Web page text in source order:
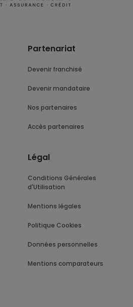
Partenariat
Devenir franchisé
Devenir mandataire
Nos partenaires
Accès partenaires
Légal
Conditions Générales
d'Utilisation
Mentions légales
Politique Cookies
Données personnelles
Mentions comparateurs